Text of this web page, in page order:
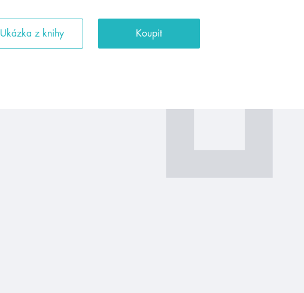
Ukázka z knihy Koupit